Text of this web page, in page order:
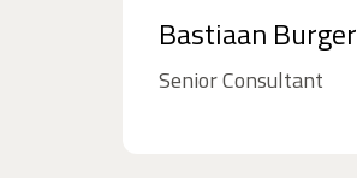
Bastiaan Burger
Senior Consultant